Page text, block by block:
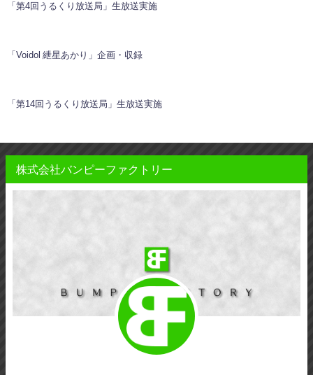
「第4回うるくり放送局」生放送実施
「Voidol 紲星あかり」企画・収録
「第14回うるくり放送局」生放送実施
株式会社バンピーファクトリー